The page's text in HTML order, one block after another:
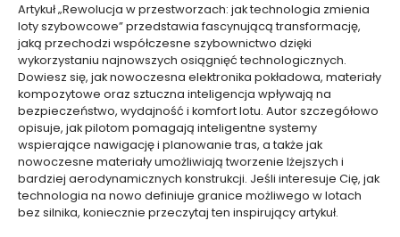
Artykuł „Rewolucja w przestworzach: jak technologia zmienia
loty szybowcowe” przedstawia fascynującą transformację,
jaką przechodzi współczesne szybownictwo dzięki
wykorzystaniu najnowszych osiągnięć technologicznych.
Dowiesz się, jak nowoczesna elektronika pokładowa, materiały
kompozytowe oraz sztuczna inteligencja wpływają na
bezpieczeństwo, wydajność i komfort lotu. Autor szczegółowo
opisuje, jak pilotom pomagają inteligentne systemy
wspierające nawigację i planowanie tras, a także jak
nowoczesne materiały umożliwiają tworzenie lżejszych i
bardziej aerodynamicznych konstrukcji. Jeśli interesuje Cię, jak
technologia na nowo definiuje granice możliwego w lotach
bez silnika, koniecznie przeczytaj ten inspirujący artykuł.